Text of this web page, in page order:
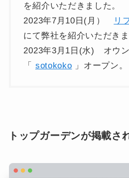
を紹介いただきました。
2023年7月10日(月）
リ
にて弊社を紹介いただきま
2023年3月1日(水) オウ
「 sotokoko 」オープン。
トップガーデンが掲載さ